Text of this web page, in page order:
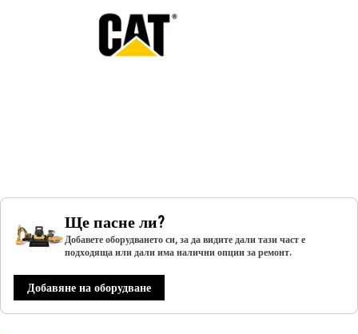
Ще пасне ли?
Добавете оборудването си, за да видите дали тази част е
подходяща или дали има налични опции за ремонт.
Добавяне на оборудване